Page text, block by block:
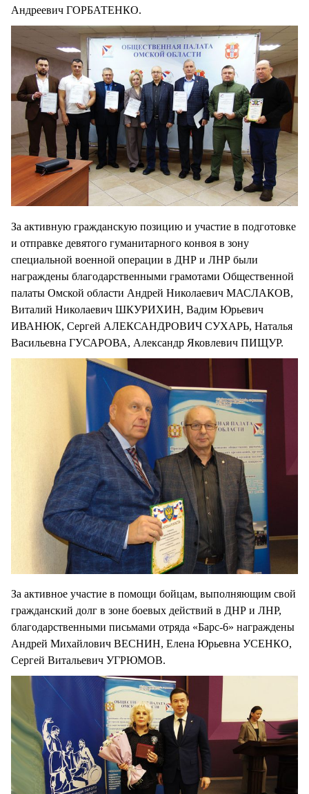
Андреевич ГОРБАТЕНКО.
За активную гражданскую позицию и участие в подготовке
и отправке девятого гуманитарного конвоя в зону
специальной военной операции в ДНР и ЛНР были
награждены благодарственными грамотами Общественной
палаты Омской области Андрей Николаевич МАСЛАКОВ,
Виталий Николаевич ШКУРИХИН, Вадим Юрьевич
ИВАНЮК, Сергей АЛЕКСАНДРОВИЧ СУХАРЬ, Наталья
Васильевна ГУСАРОВА, Александр Яковлевич ПИЩУР.
За активное участие в помощи бойцам, выполняющим свой
гражданский долг в зоне боевых действий в ДНР и ЛНР,
благодарственными письмами отряда «Барс-6» награждены
Андрей Михайлович ВЕСНИН, Елена Юрьевна УСЕНКО,
Сергей Витальевич УГРЮМОВ.